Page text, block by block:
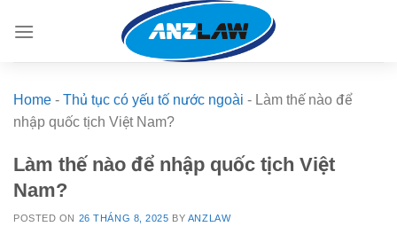
Home - Thủ tục có yếu tố nước ngoài - Làm thế nào để
nhập quốc tịch Việt Nam?
Làm thế nào để nhập quốc tịch Việt
Nam?
POSTED ON 26 THÁNG 8, 2025 BY ANZLAW